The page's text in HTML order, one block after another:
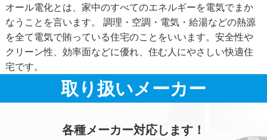
オール電化とは、家中のすべてのエネルギーを電気でまか
なうことを言います。 調理・空調・電気・給湯などの熱源
を全て電気で賄っている住宅のことをいいます。安全性や
クリーン性、効率面などに優れ、住む人にやさしい快適住
宅です。
取り扱いメーカー
各種メーカー対応します！